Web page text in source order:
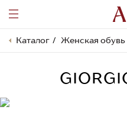
Каталог Женская обувь